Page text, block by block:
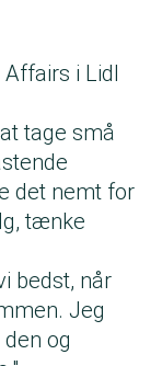
i Lidl
tage små
det nemt for
tænke
bedst, når
Jeg
og